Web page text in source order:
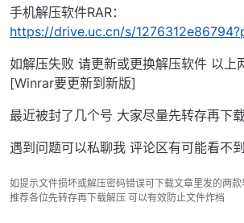
手机解压软件RAR：
https://drive.uc.cn/s/
如解压失败 请更新或更换解压软件 以上
[Winrar要更新到新版]
最近被封了几个号 大家尽量先转存再下
遇到问题可以私聊我 评论区有可能看不到
如提示文件损坏或解压密码错误可下载文章里发的两款
推荐各位先转存再下载解压 可以有效防止文件炸档